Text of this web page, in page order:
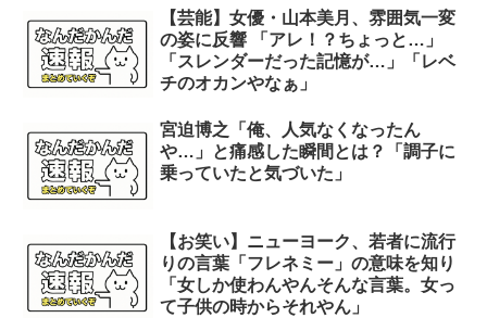
【芸能】女優・山本美月、雰囲気一変
の姿に反響 「アレ！？ちょっと…」
「スレンダーだった記憶が…」「レベ
チのオカンやなぁ」
宮迫博之「俺、人気なくなったん
や…」と痛感した瞬間とは？「調子に
乗っていたと気づいた」
【お笑い】ニューヨーク、若者に流行
りの言葉「フレネミー」の意味を知り
「女しか使わんやんそんな言葉。女っ
て子供の時からそれやん」